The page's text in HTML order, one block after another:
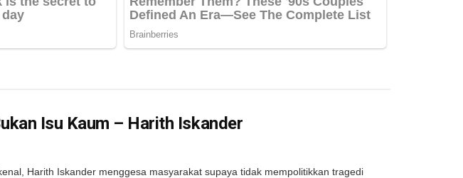
Isu Kaum – Harith Iskander
Harith Iskander menggesa masyarakat supaya tidak mempolitikkan tragedi